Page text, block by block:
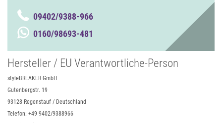
09402/9388-966
0160/98693-481
Hersteller / EU Verantwortliche-Person
styleBREAKER GmbH
Gutenbergstr. 19
93128 Regenstauf / Deutschland
Telefon: +49 9402/9388966